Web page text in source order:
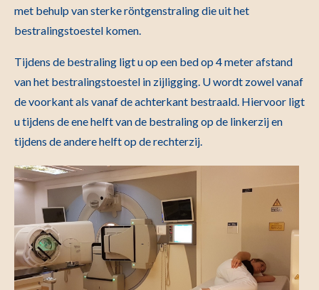
met behulp van sterke röntgenstraling die uit het
bestralingstoestel komen.
Tijdens de bestraling ligt u op een bed op 4 meter afstand
van het bestralingstoestel in zijligging. U wordt zowel vanaf
de voorkant als vanaf de achterkant bestraald. Hiervoor ligt
u tijdens de ene helft van de bestraling op de linkerzij en
tijdens de andere helft op de rechterzij.